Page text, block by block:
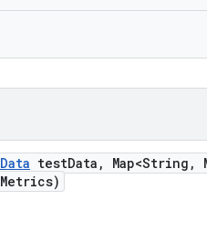
Data testData , Map<String ,
Metrics)